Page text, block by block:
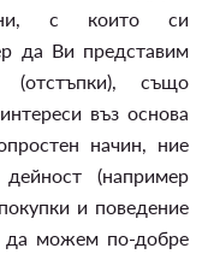
с които си
да Ви представим
също
въз основа
начин, ние
(например
и поведение
да можем по-добре